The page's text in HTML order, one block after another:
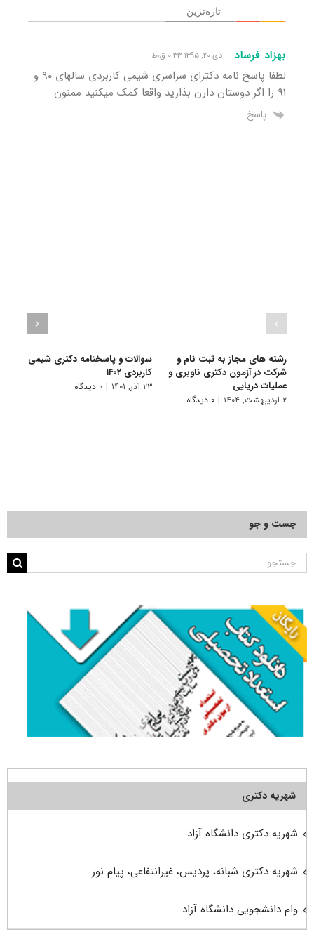
تازه‌ترین
بهزاد فرساد دی ۲۰, ۱۳۹۵ ۰:۳۳ ق٫ظ
لطفا پاسخ نامه دکترای سراسری شیمی کاربردی سالهای ۹۰ و
۹۱ را اگر دوستان دارن بذارید واقعا کمک میکنید ممنون
پاسخ
رشته های مجاز به ثبت نام و
شرکت در آزمون دکتری ناوبری و
عملیات دریایی
۲ اردیبهشت, ۱۴۰۴ | ۰ دیدگاه
سوالات و پاسخنامه دکتری شیمی
کاربردی ۱۴۰۲
۲۳ آذر, ۱۴۰۱ | ۰ دیدگاه
جست و جو
جستجو
شهریه دکتری
شهریه دکتری دانشگاه آزاد
شهریه دکتری شبانه، پردیس، غیرانتفاعی، پیام نور
وام دانشجویی دانشگاه آزاد